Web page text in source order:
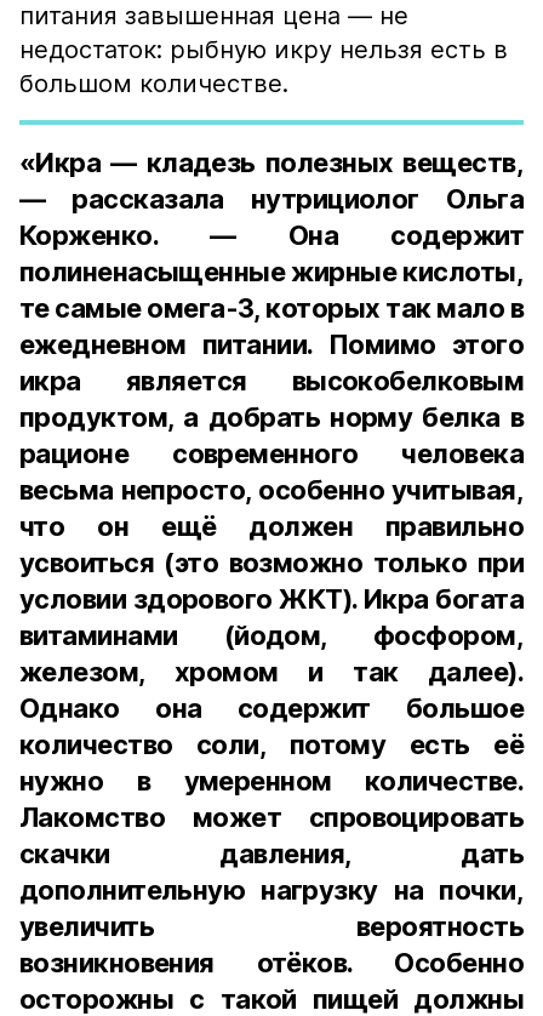
питания завышенная цена — не
недостаток: рыбную икру нельзя есть в
большом количестве.
«Икра — кладезь полезных веществ,
— рассказала нутрициолог Ольга
Корженко. — Она содержит
полиненасыщенные жирные кислоты,
те самые омега-3, которых так мало в
ежедневном питании. Помимо этого
икра является высокобелковым
продуктом, а добрать норму белка в
рационе современного человека
весьма непросто, особенно учитывая,
что он ещё должен правильно
усвоиться (это возможно только при
условии здорового ЖКТ). Икра богата
витаминами (йодом, фосфором,
железом, хромом и так далее).
Однако она содержит большое
количество соли, потому есть её
нужно в умеренном количестве.
Лакомство может спровоцировать
скачки давления, дать
дополнительную нагрузку на почки,
увеличить вероятность
возникновения отёков. Особенно
осторожны с такой пищей должны